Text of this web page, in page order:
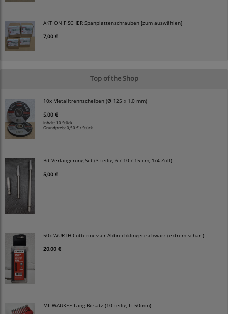
AKTION FISCHER Spanplattenschrauben [zum auswählen]
7,00 €
Top of the Shop
10x Metalltrennscheiben (Ø 125 x 1,0 mm)
5,00 €
Inhalt: 10 Stück
Grundpreis:0,50 € / Stück
Bit-Verlängerung Set (3-teilig, 6 / 10 / 15 cm, 1/4 Zoll)
5,00 €
50x WÜRTH Cuttermesser Abbrechklingen schwarz (extrem scharf)
20,00 €
MILWAUKEE Lang-Bitsatz (10-teilig, L: 50mm)